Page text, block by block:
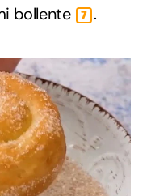
bollente 7 .